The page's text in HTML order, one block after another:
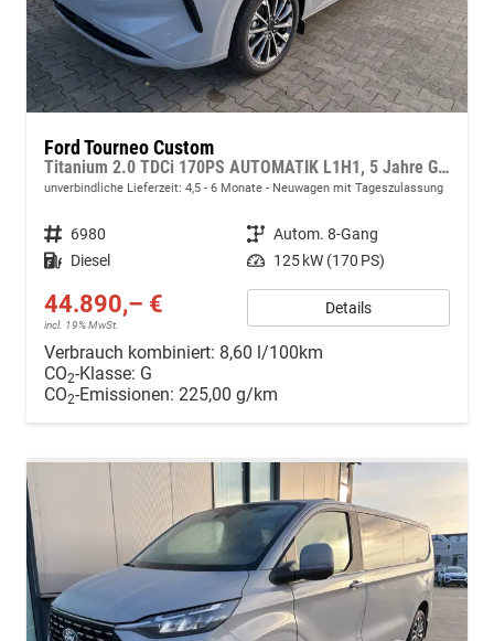
Ford Tourneo Custom
Titanium 2.0 TDCi 170PS AUTOMATIK L1H1, 5 Jahre Garantie, 8 Plätze, 17" Alu, Sitzheizung, Klimautomatik vo/hi, Privacy-Glas, Spiegel elektr. anklappbar, Parksensoren v/h, Rückfahrkamera, LED-Scheinwerfer, Keyless, Beheizte Frontscheibe, Radio 13" inkl. Wireless
unverbindliche Lieferzeit: 4,5 - 6 Monate Neuwagen mit Tageszulassung
Fahrzeugnr. 6980 Getriebe Autom. 8-Gang
Kraftstoff Diesel Leistung 125 kW (170 PS)
44.890,– €
incl. 19% MwSt.
Details
Verbrauch kombiniert: 8,60 l/100km
CO2-Klasse: G
CO2-Emissionen: 225,00 g/km